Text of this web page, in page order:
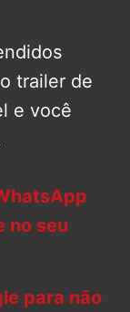
trailer de
e você
no seu
para não